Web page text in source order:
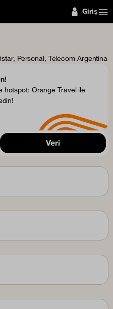
Giriş
Personal, Telecom Argentina
hotspot: Orange Travel ile
Veri